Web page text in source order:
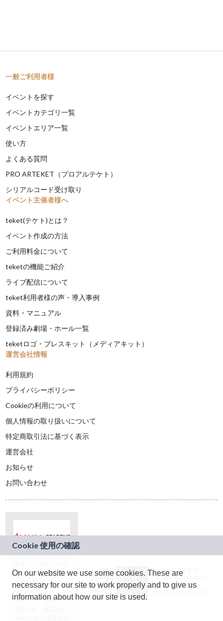
一般ご利用者様
イベントを探す
イベントカテゴリ一覧
イベントエリア一覧
使い方
よくある質問
PRO ARTEKET（プロアルテケト）
シリアルコード受け取り
イベント主催者様へ
teket(テケト)とは？
イベント作成の方法
ご利用料金について
teketの機能ご紹介
ライブ配信について
teket利用者様の声・導入事例
資料・マニュアル
登録済み劇場・ホール一覧
teketロゴ・プレスキット（メディアキット）
運営会社情報
利用規約
プライバシーポリシー
Cookieの利用について
個人情報の取り扱いについて
特定商取引法に基づく表示
運営会社
お知らせ
お問い合わせ
ドコモグループの新
規事業創出プログラ
ム「docomo
STARTUP」を通じて
JASRAC許諾番号：
9024936001Y45037
JASRAC許諾番号：
On our website we use some cookies. These are
necessary for our site to work properly and to give us
information about how our site is used.